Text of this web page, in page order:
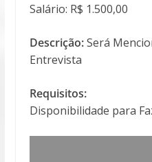
Salário: R$ 1.500,00
Descrição:Será
Entrevista
Requisitos:
Disponibilidade para